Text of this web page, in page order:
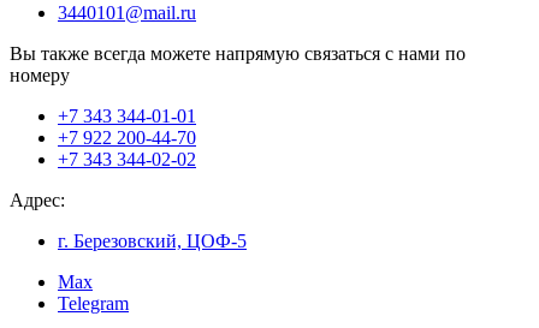
3440101@mail.ru
Вы также всегда можете напрямую связаться с нами по
номеру
+7 343 344-01-01
+7 922 200-44-70
+7 343 344-02-02
Адрес:
г. Березовский, ЦОФ-5
Max
Telegram